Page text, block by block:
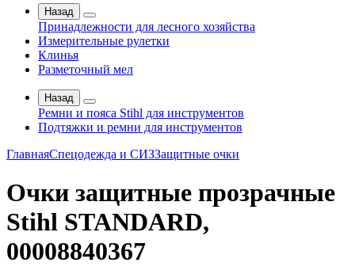
Назад
Принадлежности для лесного хозяйства
Измерительные рулетки
Клинья
Разметочный мел
Назад
Ремни и пояса Stihl для инструментов
Подтяжки и ремни для инструментов
ГлавнаяСпецодежда и СИЗЗащитные очки
Очки защитные прозрачные
Stihl STANDARD,
00008840367